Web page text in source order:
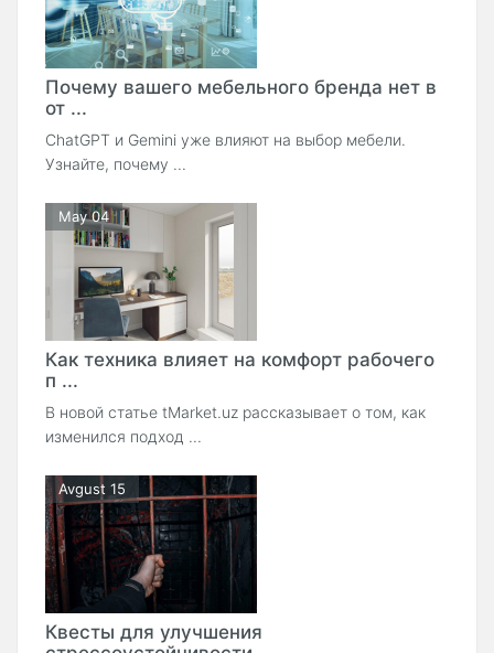
Почему вашего мебельного бренда нет в
от ...
ChatGPT и Gemini уже влияют на выбор мебели.
Узнайте, почему ...
May 04
Как техника влияет на комфорт рабочего
п ...
В новой статье tMarket.uz рассказывает о том, как
изменился подход ...
Avgust 15
Квесты для улучшения